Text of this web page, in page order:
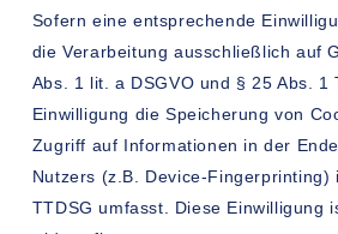
Sofern eine entsprechende
die Verarbeitung ausschließlich auf
Abs. 1 lit. a DSGVO und § 25 Abs. 1
Einwilligung die Speicherung von
Zugriff auf Informationen in der
Nutzers (z.B. Device-Fingerprinting)
TTDSG umfasst. Diese Einwilligung